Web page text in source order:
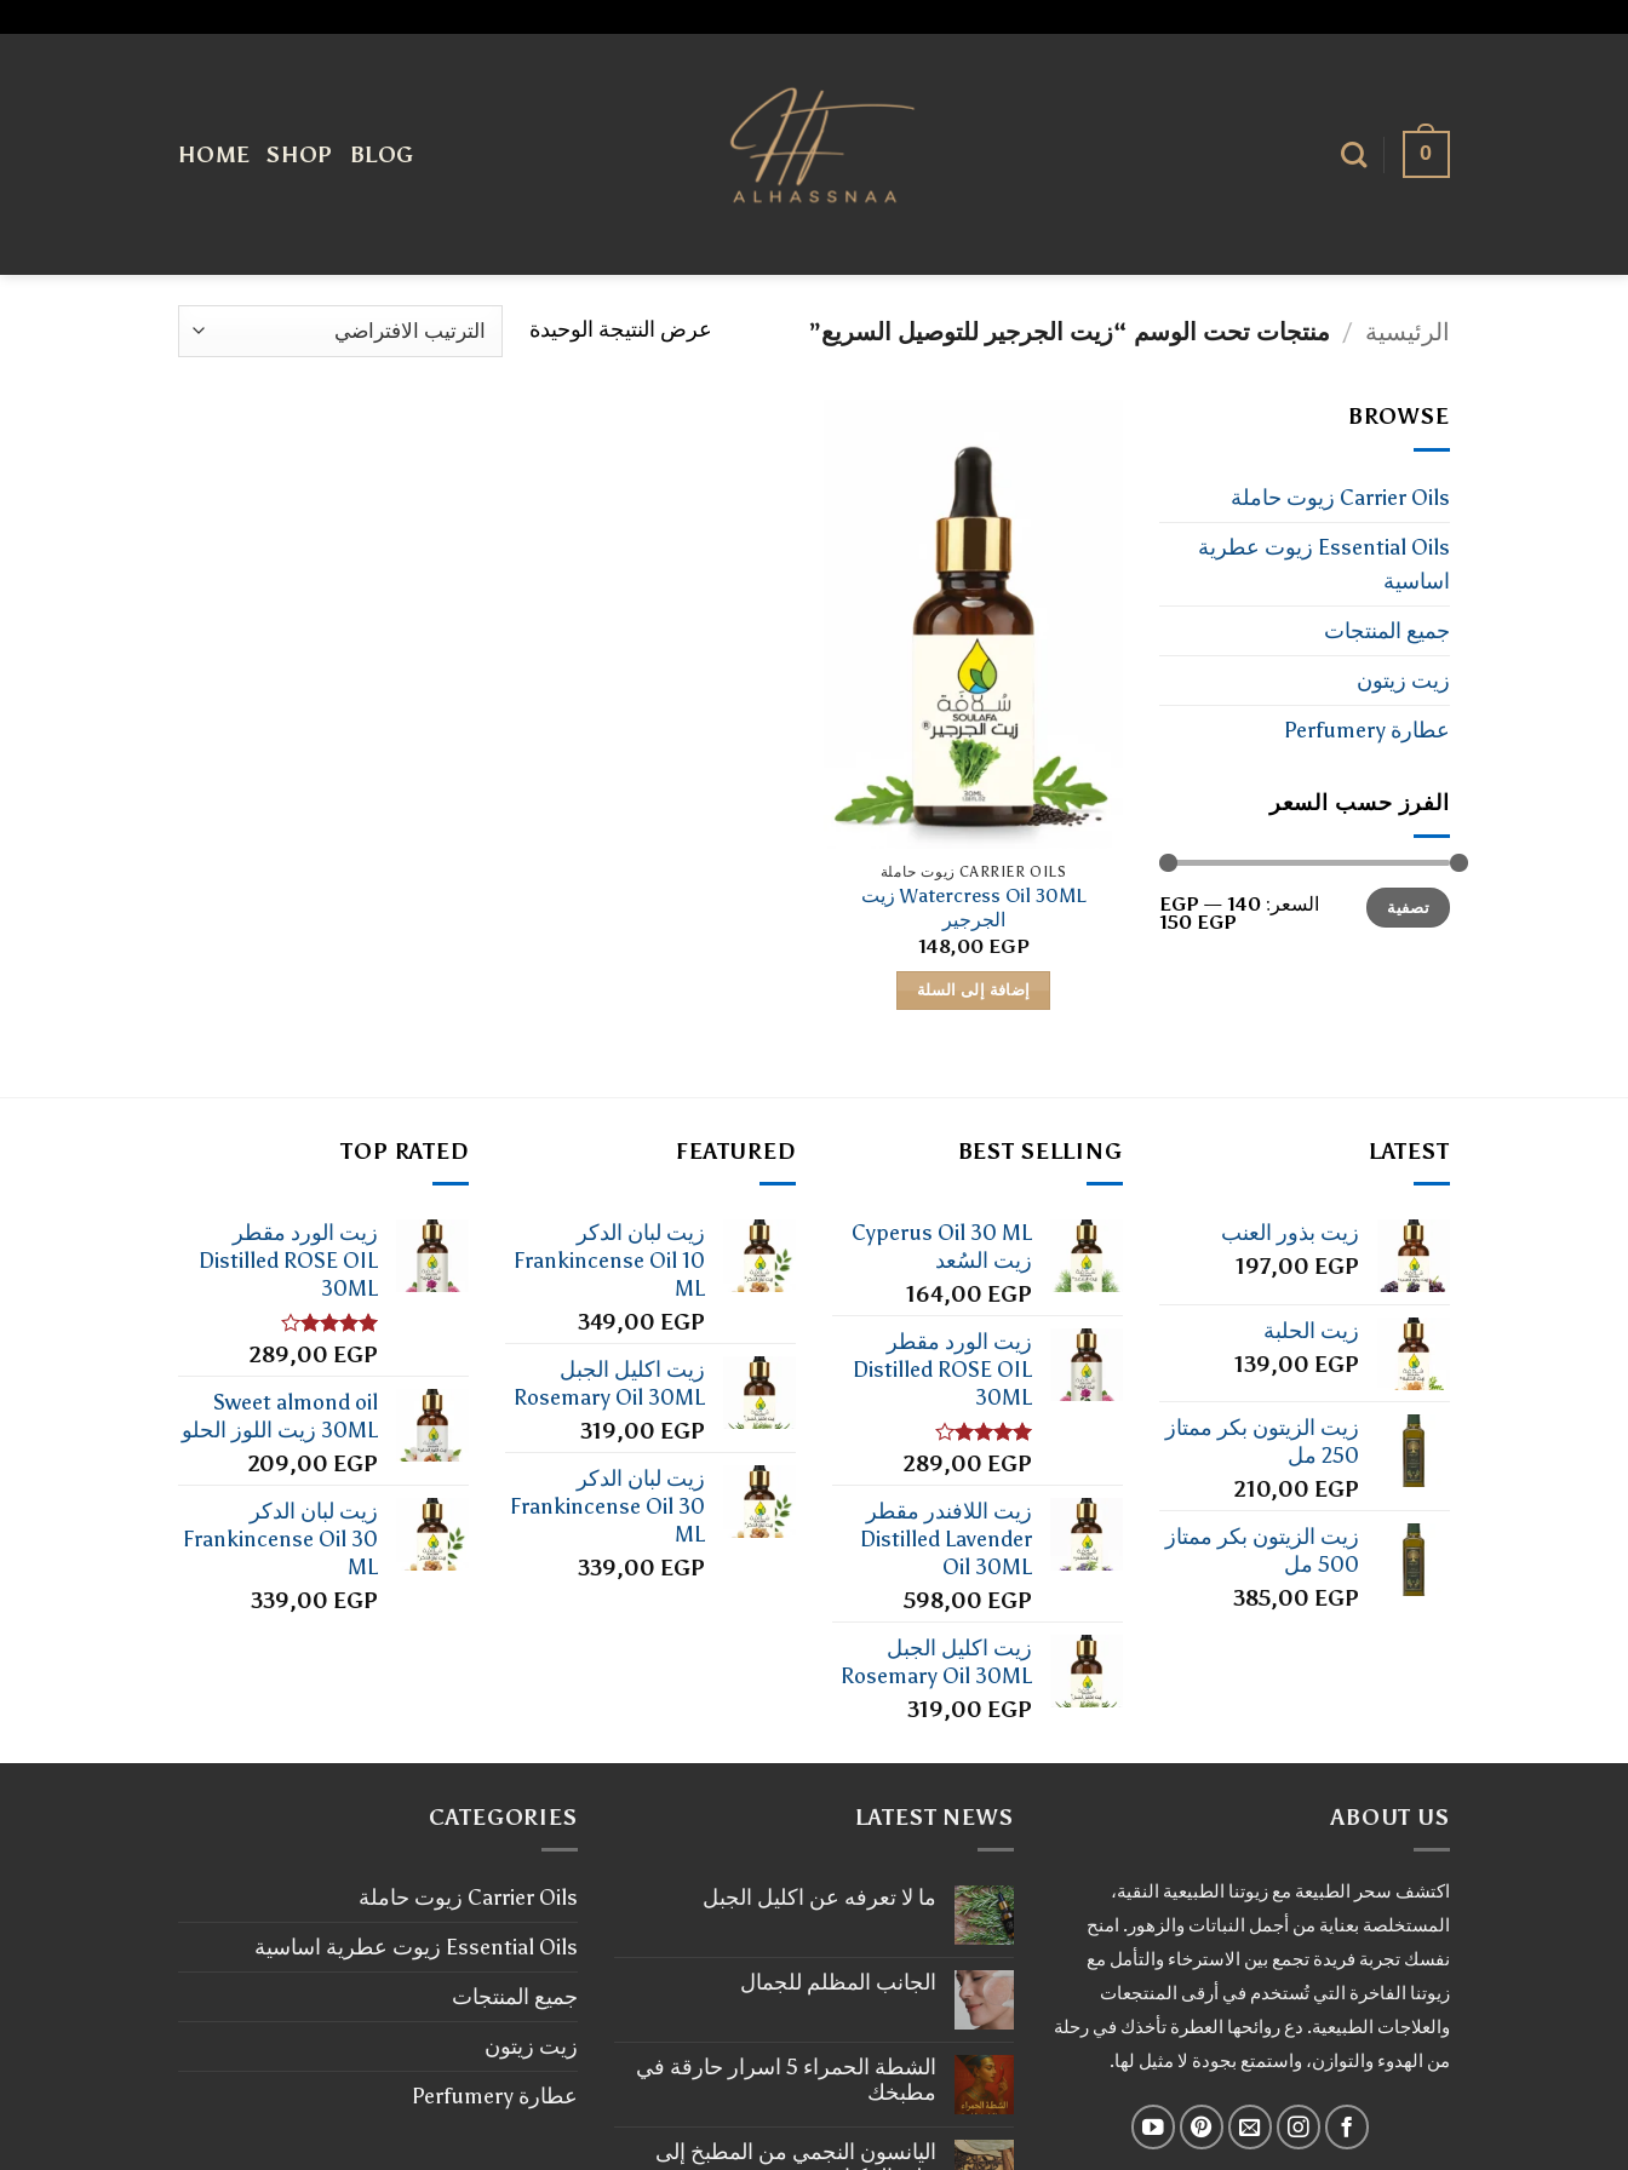
0
BLOG
SHOP
HOME
الرئيسية / منتجات تحت الوسم “زيت الجرجير للتوصيل السريع” عرض النتيجة الوحيدة
BROWSE
Carrier Oils زيوت حاملة
Essential Oils زيوت عطرية
اساسية
جميع المنتجات
زيت زيتون
عطارة Perfumery
الفرز حسب السعر
أدنى
سعر
أعلى
سعرتصفية السعر: 140 EGP
—
150 EGP
CARRIER OILS زيوت حاملة
Watercress Oil 30ML زيت
الجرجير
148,00 EGP
إضافة إلى السلة
LATEST
زيت بذور العنب
197,00 EGP
زيت الحلبة
139,00 EGP
زيت الزيتون بكر ممتاز
250 مل
210,00 EGP
زيت الزيتون بكر ممتاز
500 مل
385,00 EGP
BEST SELLING
Cyperus Oil 30 ML
زيت السُعد
164,00 EGP
زيت الورد مقطر
Distilled ROSE OIL
30ML
تم
من
5
289,00 EGP
زيت اللافندر مقطر
Distilled Lavender
Oil 30ML
598,00 EGP
زيت اكليل الجبل
Rosemary Oil 30ML
319,00 EGP
FEATURED
زيت لبان الدكر
Frankincense Oil 10
ML
349,00 EGP
زيت اكليل الجبل
Rosemary Oil 30ML
319,00 EGP
زيت لبان الدكر
Frankincense Oil 30
ML
339,00 EGP
TOP RATED
زيت الورد مقطر
Distilled ROSE OIL
30ML
تم
4.00
5
289,00 EGP
Sweet almond oil
30ML زيت اللوز الحلو
209,00 EGP
زيت لبان الدكر
Frankincense Oil 30
ML
339,00 EGP
ABOUT US
اكتشف سحر الطبيعة مع زيوتنا الطبيعية النقية،
المستخلصة بعناية من أجمل النباتات والزهور. امنح
نفسك تجربة فريدة تجمع بين الاسترخاء والتأمل مع
زيوتنا الفاخرة التي تُستخدم في أرقى المنتجعات
والعلاجات الطبيعية. دع روائحها العطرة تأخذك في رحلة
من الهدوء والتوازن، واستمتع بجودة لا مثيل لها.
LATEST NEWS
ما لا تعرفه عن اكليل الجبل
على
ما
اكليل
الجبل
الجانب المظلم للجمال
على
الجانب
المظلم
الشطة الحمراء 5 اسرار حارقة في
مطبخك
تعليقات
اليانسون النجمي من المطبخ إلى
CATEGORIES
Carrier Oils زيوت حاملة
Essential Oils زيوت عطرية اساسية
جميع المنتجات
زيت زيتون
عطارة Perfumery